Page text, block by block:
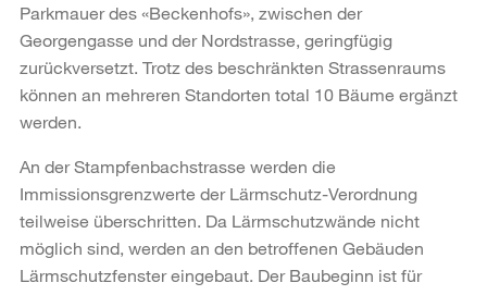
Parkmauer des «Beckenhofs», zwischen der
Georgengasse und der Nordstrasse, geringfügig
zurückversetzt. Trotz des beschränkten Strassenraums
können an mehreren Standorten total 10 Bäume ergänzt
werden.
An der Stampfenbachstrasse werden die
Immissionsgrenzwerte der Lärmschutz-Verordnung
teilweise überschritten. Da Lärmschutzwände nicht
möglich sind, werden an den betroffenen Gebäuden
Lärmschutzfenster eingebaut. Der Baubeginn ist für